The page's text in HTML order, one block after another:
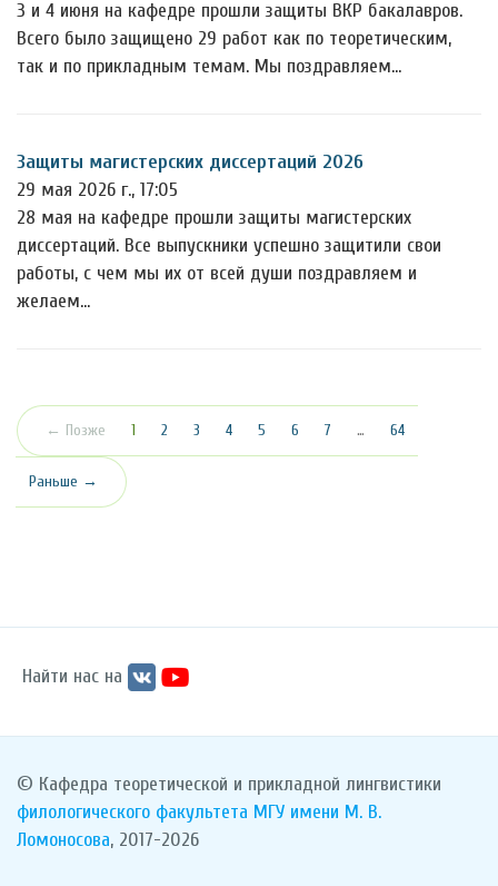
3 и 4 июня на кафедре прошли защиты ВКР бакалавров.
Всего было защищено 29 работ как по теоретическим,
так и по прикладным темам. Мы поздравляем…
Защиты магистерских диссертаций 2026
29 мая 2026 г., 17:05
28 мая на кафедре прошли защиты магистерских
диссертаций. Все выпускники успешно защитили свои
работы, с чем мы их от всей души поздравляем и
желаем…
← Позже 1 (текущая)
2 3 4 5 6 7 … 64
Раньше →
Найти нас на
© Кафедра теоретической и прикладной лингвистики
филологического факультета МГУ имени М. В.
Ломоносова, 2017-2026